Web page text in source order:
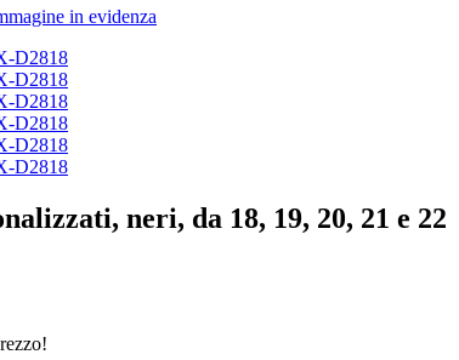
neri, da 18, 19, 20, 21 e 22